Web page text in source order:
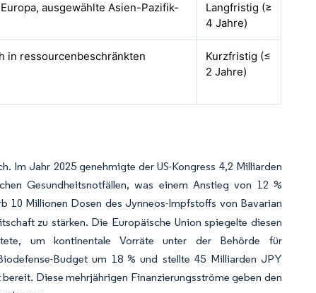
ausgewählte Asien-Pazifik-
Langfristig (≥
4 Jahre)
in ressourcenbeschränkten
Kurzfristig (≤
2 Jahre)
Im Jahr 2025 genehmigte der US-Kongress 4,2 Milliarden
Gesundheitsnotfällen, was einem Anstieg von 12 %
10 Millionen Dosen des Jynneos-Impfstoffs von Bavarian
zu stärken. Die Europäische Union spiegelte diesen
um kontinentale Vorräte unter der Behörde für
Budget um 18 % und stellte 45 Milliarden JPY
Diese mehrjährigen Finanzierungsströme geben den